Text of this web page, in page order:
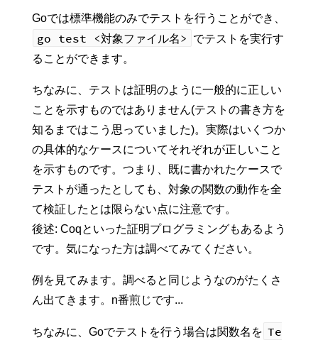
Goでは標準機能のみでテストを行うことができ、
go test <対象ファイル名>
でテストを実行す
ることができます。
ちなみに、テストは証明のように一般的に正しい
ことを示すものではありません(テストの書き方を
知るまではこう思っていました)。実際はいくつか
の具体的なケースについてそれぞれが正しいこと
を示すものです。つまり、既に書かれたケースで
テストが通ったとしても、対象の関数の動作を全
て検証したとは限らない点に注意です。
後述: Coqといった証明プログラミングもあるよう
です。気になった方は調べてみてください。
例を見てみます。調べると同じようなのがたくさ
ん出てきます。n番煎じです...
ちなみに、Goでテストを行う場合は関数名を Te